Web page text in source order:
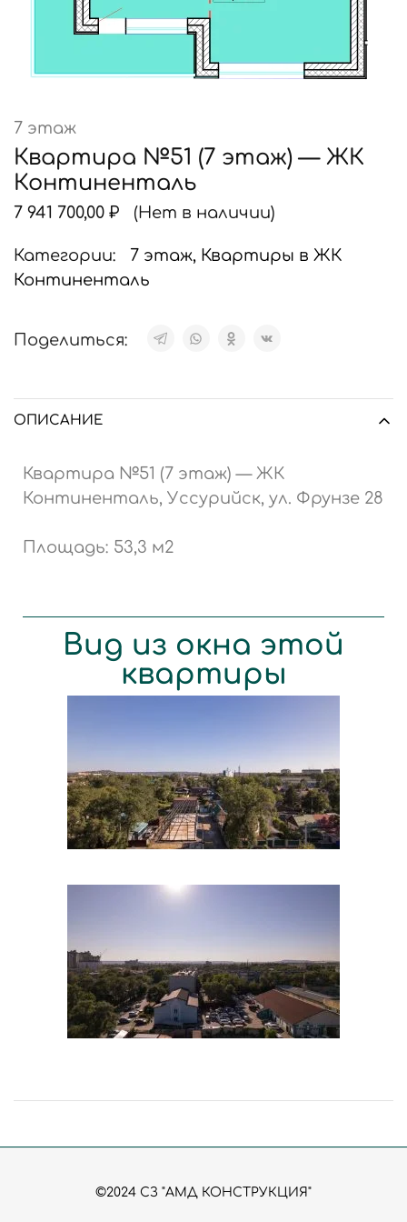
7 этаж
Квартира №51 (7 этаж) — ЖК
Континенталь
7 941 700,00 ₽ (Нет в наличии)
Категории: 7 этаж, Квартиры в ЖК
Континенталь
Поделиться:
ОПИСАНИЕ
Квартира №51 (7 этаж) — ЖК
Континенталь, Уссурийск, ул. Фрунзе 28
Площадь: 53,3 м2
Вид из окна этой
квартиры
©2024 СЗ "АМД КОНСТРУКЦИЯ"